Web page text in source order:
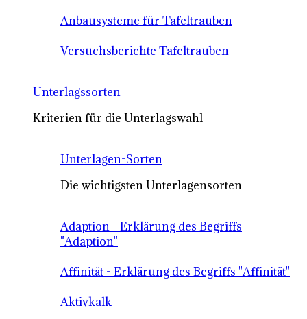
Anbausysteme für Tafeltrauben
Versuchsberichte Tafeltrauben
Unterlagssorten
Kriterien für die Unterlagswahl
Unterlagen-Sorten
Die wichtigsten Unterlagensorten
Adaption - Erklärung des Begriffs
"Adaption"
Affinität - Erklärung des Begriffs "Affinität"
Aktivkalk